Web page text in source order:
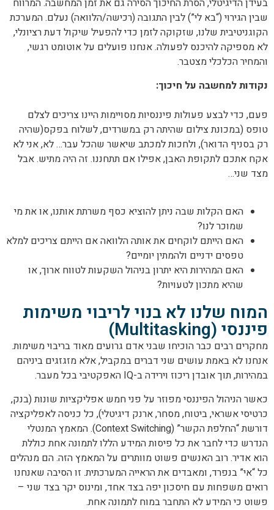
בעידן הדיגיטלי, הסרת החיכוך הסירה גם את זמן המחשבה. המרווח
שבין הגירוי (“בא לי”) לבין התגובה (רכישה/הלוואה) נעלם. המערכת
הקוגניטיבית שלנו, שזקוקה לזמן כדי להפעיל שיקול דעת רציונלי,
לא מספיקה להיכנס לפעולה. אנחנו פועלים על אוטומט רגשי,
והמחיר הכלכלי מצטבר.
נקודות למחשבה על חיכוך:
פעם, כדי לבצע פעולות פיננסיות מסויימות היינו צריכים לצלם
טופס (במכונת צילום שהיתה רק במשרדים, לשלוח בפקס(שהיה
רק בסניף הדואר), ולחכות למכתב שיאשר שהכל עבר… לא, אני לא
אקח אתכם לתקופת האבן, אפילו אם תתחננו. זה היה מתיש. אבל
מצד שני…
האם הקלות שבה ניתן להוציא כסף משרתת אותנו, או את מי
שמוכר לנו?
האם הייתם לוקחים את אותה הלוואה אם הייתם צריכים למלא
טפסים ידניים ולהמתין יומיים?
האם המהירות היא יתרון בניהול השקעות לטווח ארוך, או
שהיא מתכון לטעויות?
המוח שלנו לא בנוי לריבוי משימות
פיננסי (Multitasking)
מחקרים רבים כבר הוכיחו שבני אדם גרועים מאוד בריבוי משימות.
אנחנו לא באמת עושים שני דברים במקביל, אלא מזגזגים ביניהם
במהירות, תוך אובדן ריכוז וירידה ב-IQ האפקטיבי בכל מעבר.
כאשר הניהול הפיננסי מפוזר על פני חמש אפליקציות שונות (בנק,
כרטיסי אשראי, ביטוח, מסחר, ארנק דיגיטלי), כל כניסה לאפליקציה
דורשת “החלפת הקשר” (Context Switching). המאמץ המנטלי
הנדרש כדי לחבר את כל פיסות המידע הללו לתמונה אחת כוללת
הוא אדיר. רוב האנשים פשוט מוותרים על המאמץ הזה. הם מנהלים
כל “אי” בנפרד, ומאבדים את הראייה המערכתית. זו הסיבה שאנחנו
רואים משפחות עם חיסכון יפה בצד אחד, ומינוס יקר בצד שני –
פשוט כי המידע לא התחבר במוח לתמונה אחת.